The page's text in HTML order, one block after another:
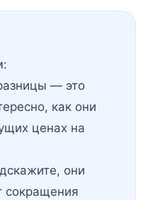
— это
как они
ценах на
они
сокращения